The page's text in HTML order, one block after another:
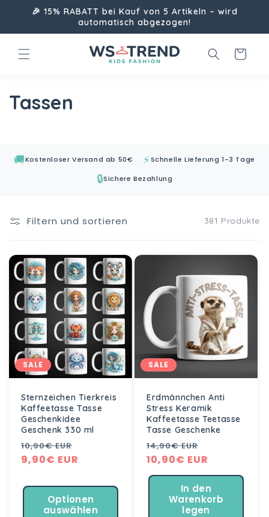
zum🎉 15% RABATT bei Kauf von 5 Artikeln – wird
automatisch abgezogen!
Warenkorb
K
t
o
r
e
Tassen
🚚Kostenloser Versand ab 50€ ⚡Schnelle Lieferung 1-3 Tage
🔒Sichere Bezahlung
Filtern und sortieren 381 Produkte
SALE
Sternzeichen Tierkreis
Kaffeetasse Tasse
Geschenkidee
Geschenk 330 ml
Normaler
Preis
10,90€ EUR
Verkaufspreis
9,90€ EUR
Optionen
auswählen
SALE
Erdmännchen Anti
Stress Keramik
Kaffeetasse Teetasse
Tasse Geschenke
Normaler
Preis
14,90€ EUR
10,90€ EUR
In den
Warenkorb
legen